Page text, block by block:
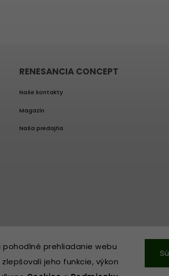
prehliadanie webu
jeho funkcie, výkon
RENESANCIA CONCEPT
Naše kontakty
Magazín
Naša predajňa